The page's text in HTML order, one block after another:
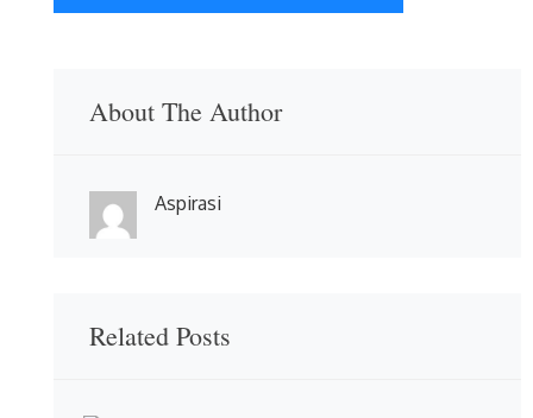
About The Author
Aspirasi
Related Posts